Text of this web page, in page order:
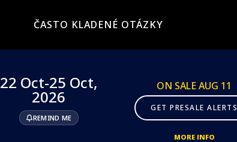
ČASTO KLADENÉ OTÁZKY
22 Oct-25 Oct,
2026
REMIND ME
ON SALE AUG 11
GET PRESALE ALERTS
MORE INFO